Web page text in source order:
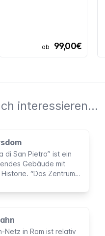
ab 99,00€
interessieren...
di San Pietro” ist ein
Gebäude mit
“Das Zentrum
imposanten Kirche
Netz in Rom ist relativ